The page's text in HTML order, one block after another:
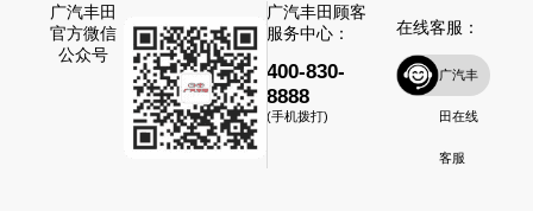
广汽丰田
官方微信
公众号
广汽丰田顾客
服务中心：
400-830-
8888
(手机拨打)
在线客服：
广汽丰
田在线
客服